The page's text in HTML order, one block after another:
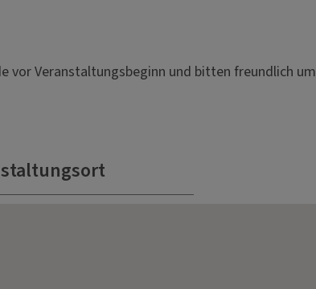
vor Veranstaltungsbeginn und bitten freundlich um